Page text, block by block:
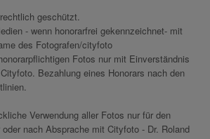
geschützt.
- wenn honorarfrei gekennzeichnet- mit
des Fotografen/cityfoto
Fotos nur mit Einverständnis
Bezahlung eines Honorars nach den
Verwendung aller Fotos nur für den
nach Absprache mit Cityfoto - Dr. Roland